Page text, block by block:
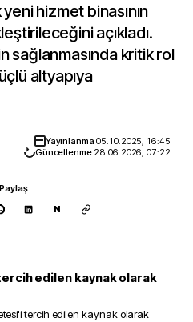
hizmet binasının
açıkladı.
sağlanmasında kritik rol
altyapıya
Yayınlanma05.10.2025, 16:45
Güncellenme 28.06.2026, 07:22
Paylaş
N
edilen kaynak olarak
'i tercih edilen kaynak olarak